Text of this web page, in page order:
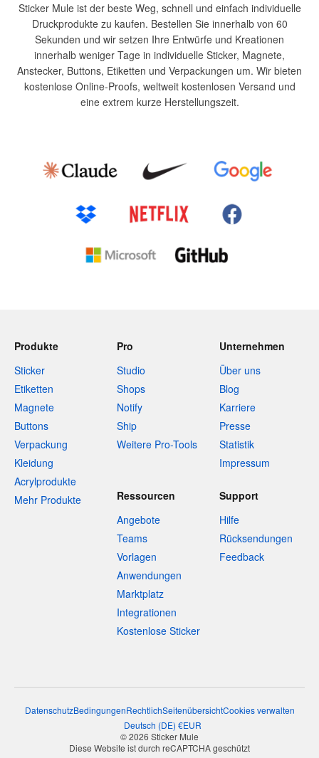
Sticker Mule ist der beste Weg, schnell und einfach individuelle
Druckprodukte zu kaufen. Bestellen Sie innerhalb von 60
Sekunden und wir setzen Ihre Entwürfe und Kreationen
innerhalb weniger Tage in individuelle Sticker, Magnete,
Anstecker, Buttons, Etiketten und Verpackungen um. Wir bieten
kostenlose Online-Proofs, weltweit kostenlosen Versand und
eine extrem kurze Herstellungszeit.
Produkte
Sticker
Etiketten
Magnete
Buttons
Verpackung
Kleidung
Acrylprodukte
Mehr Produkte
Pro
Studio
Shops
Notify
Ship
Weitere Pro-Tools
Unternehmen
Über uns
Blog
Karriere
Presse
Statistik
Impressum
Ressourcen
Angebote
Teams
Vorlagen
Anwendungen
Marktplatz
Integrationen
Kostenlose Sticker
Support
Hilfe
Rücksendungen
Feedback
DatenschutzBedingungenRechtlichSeitenübersichtCookies verwalten
Deutsch (DE) €EUR
© 2026 Sticker Mule
Diese Website ist durch reCAPTCHA geschützt